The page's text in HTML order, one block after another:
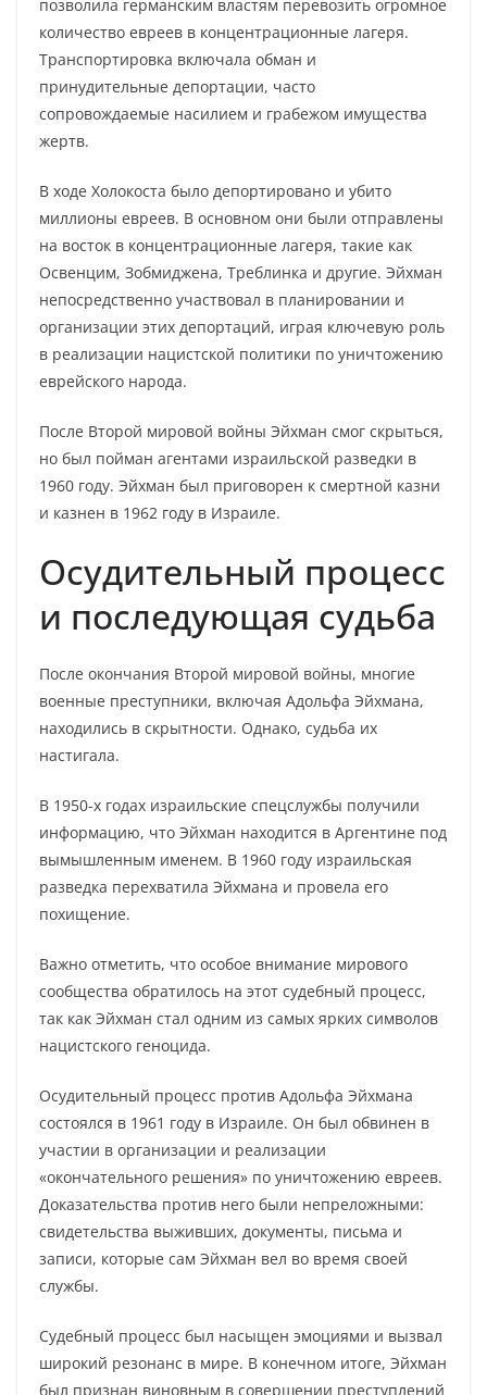
позволила германским властям перевозить огромное
количество евреев в концентрационные лагеря.
Транспортировка включала обман и
принудительные депортации, часто
сопровождаемые насилием и грабежом имущества
жертв.
В ходе Холокоста было депортировано и убито
миллионы евреев. В основном они были отправлены
на восток в концентрационные лагеря, такие как
Освенцим, Зобмиджена, Треблинка и другие. Эйхман
непосредственно участвовал в планировании и
организации этих депортаций, играя ключевую роль
в реализации нацистской политики по уничтожению
еврейского народа.
После Второй мировой войны Эйхман смог скрыться,
но был пойман агентами израильской разведки в
1960 году. Эйхман был приговорен к смертной казни
и казнен в 1962 году в Израиле.
Осудительный процесс
и последующая судьба
После окончания Второй мировой войны, многие
военные преступники, включая Адольфа Эйхмана,
находились в скрытности. Однако, судьба их
настигала.
В 1950-х годах израильские спецслужбы получили
информацию, что Эйхман находится в Аргентине под
вымышленным именем. В 1960 году израильская
разведка перехватила Эйхмана и провела его
похищение.
Важно отметить, что особое внимание мирового
сообщества обратилось на этот судебный процесс,
так как Эйхман стал одним из самых ярких символов
нацистского геноцида.
Осудительный процесс против Адольфа Эйхмана
состоялся в 1961 году в Израиле. Он был обвинен в
участии в организации и реализации
«окончательного решения» по уничтожению евреев.
Доказательства против него были непреложными:
свидетельства выживших, документы, письма и
записи, которые сам Эйхман вел во время своей
службы.
Судебный процесс был насыщен эмоциями и вызвал
широкий резонанс в мире. В конечном итоге, Эйхман
был признан виновным в совершении преступлений